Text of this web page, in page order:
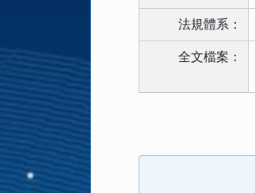
法規體系：
全文檔案：
功